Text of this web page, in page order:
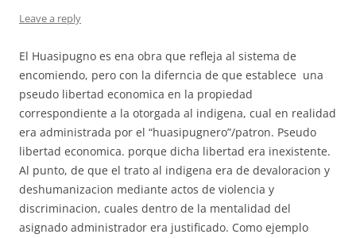
Leave a reply
El Huasipugno es ena obra que refleja al sistema de
encomiendo, pero con la diferncia de que establece una
pseudo libertad economica en la propiedad
correspondiente a la otorgada al indigena, cual en realidad
era administrada por el “huasipugnero”/patron. Pseudo
libertad economica. porque dicha libertad era inexistente.
Al punto, de que el trato al indigena era de devaloracion y
deshumanizacion mediante actos de violencia y
discriminacion, cuales dentro de la mentalidad del
asignado administrador era justificado. Como ejemplo